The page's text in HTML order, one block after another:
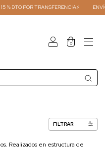
DTO POR TRANSFERENCIA⚡ ENVÍO
0
FILTRAR
Realizados en estructura de